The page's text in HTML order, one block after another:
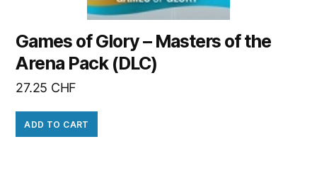
Games of Glory – Masters of the
Arena Pack (DLC)
27.25 CHF
ADD TO CART